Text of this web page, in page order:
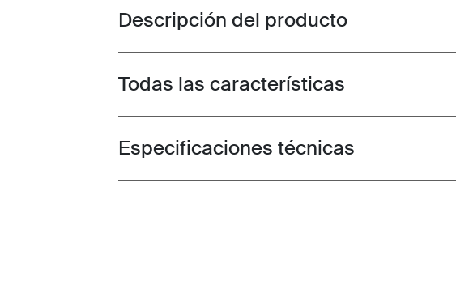
Toggle overview
Descripción del producto
Toggle features
Todas las características
Toggle techspec
Especificaciones técnicas